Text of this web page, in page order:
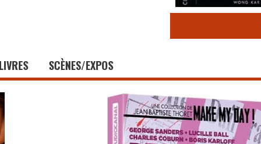
LIVRES SCÈNES/EXPOS